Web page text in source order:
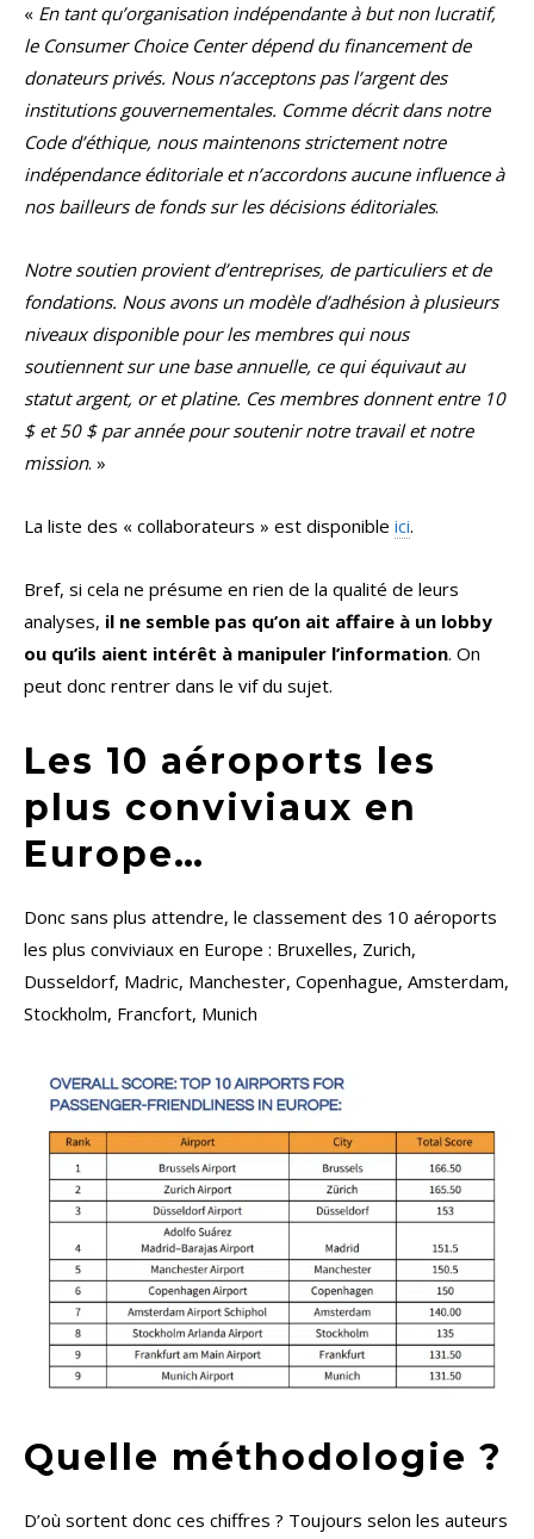
« En tant qu’organisation indépendante à but non lucratif,
le Consumer Choice Center dépend du financement de
donateurs privés. Nous n’acceptons pas l’argent des
institutions gouvernementales. Comme décrit dans notre
Code d’éthique, nous maintenons strictement notre
indépendance éditoriale et n’accordons aucune influence à
nos bailleurs de fonds sur les décisions éditoriales.
Notre soutien provient d’entreprises, de particuliers et de
fondations. Nous avons un modèle d’adhésion à plusieurs
niveaux disponible pour les membres qui nous
soutiennent sur une base annuelle, ce qui équivaut au
statut argent, or et platine. Ces membres donnent entre 10
$ et 50 $ par année pour soutenir notre travail et notre
mission. »
La liste des « collaborateurs » est disponible ici.
Bref, si cela ne présume en rien de la qualité de leurs
analyses, il ne semble pas qu’on ait affaire à un lobby
ou qu’ils aient intérêt à manipuler l’information. On
peut donc rentrer dans le vif du sujet.
Les 10 aéroports les
plus conviviaux en
Europe…
Donc sans plus attendre, le classement des 10 aéroports
les plus conviviaux en Europe : Bruxelles, Zurich,
Dusseldorf, Madric, Manchester, Copenhague, Amsterdam,
Stockholm, Francfort, Munich
Quelle méthodologie ?
D’où sortent donc ces chiffres ? Toujours selon les auteurs